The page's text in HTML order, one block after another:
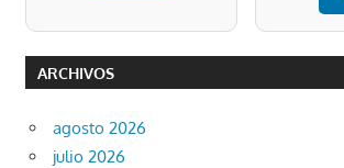
ARCHIVOS
agosto 2026
julio 2026